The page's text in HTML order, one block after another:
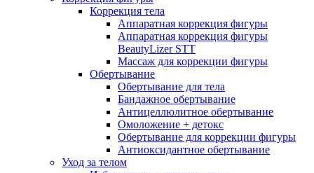
Коррекция тела
Аппаратная коррекция фигуры
Аппаратная коррекция фигуры
BeautyLizer STT
Массаж для коррекции фигуры
Обертывание
Обертывание для тела
Бандажное обертывание
Антицеллюлитное обертывание
Омоложение + детокс
Обертывание для коррекции фигуры
Антиоксидантное обертывание
Уход за телом